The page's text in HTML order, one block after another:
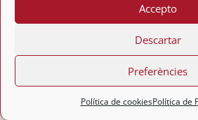
Accepto
Descartar
Preferències
Política de cookiesPolítica de
MÁS INFORMACIÓN
Contacto
Necessites